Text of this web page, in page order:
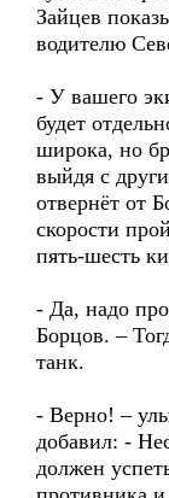
Зайцев
водителю
- У вашего
будет
широка, но
выйдя с
отвернёт от
скорости
пять-шесть
- Да, надо
Борцов. –
танк.
- Верно! –
добавил: -
должен